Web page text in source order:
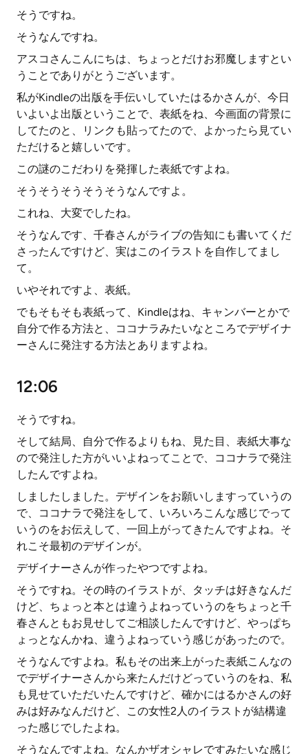
そうですね。
そうなんですね。
アスコさんこんにちは、ちょっとだけお邪魔しますとい
うことでありがとうございます。
私がKindleの出版を手伝いしていたはるかさんが、今日
いよいよ出版ということで、表紙をね、今画面の背景に
してたのと、リンクも貼ってたので、よかったら見てい
ただけると嬉しいです。
この謎のこだわりを発揮した表紙ですよね。
そうそうそうそうそうなんですよ。
これね、大変でしたね。
そうなんです、千春さんがライブの告知にも書いてくだ
さったんですけど、実はこのイラストを自作してまし
て。
いやそれですよ、表紙。
でもそもそも表紙って、Kindleはね、キャンバーとかで
自分で作る方法と、ココナラみたいなところでデザイナ
ーさんに発注する方法とありますよね。
12:06
そうですね。
そして結局、自分で作るよりもね、見た目、表紙大事な
ので発注した方がいいよねってことで、ココナラで発注
したんですよね。
しましたしました。デザインをお願いしますっていうの
で、ココナラで発注をして、いろいろこんな感じでって
いうのをお伝えして、一回上がってきたんですよね。そ
れこそ最初のデザインが。
デザイナーさんが作ったやつですよね。
そうですね。その時のイラストが、タッチは好きなんだ
けど、ちょっと本とは違うよねっていうのをちょっと千
春さんともお見せしてご相談したんですけど、やっぱち
ょっとなんかね、違うよねっていう感じがあったので。
そうなんですよね。私もその出来上がった表紙こんなの
でデザイナーさんから来たんだけどっていうのをね、私
も見せていただいたんですけど、確かにはるかさんの好
みは好みなんだけど、この女性2人のイラストが結構違
った感じでしたよね。
そうなんですよね。なんかザオシャレですみたいな感じ